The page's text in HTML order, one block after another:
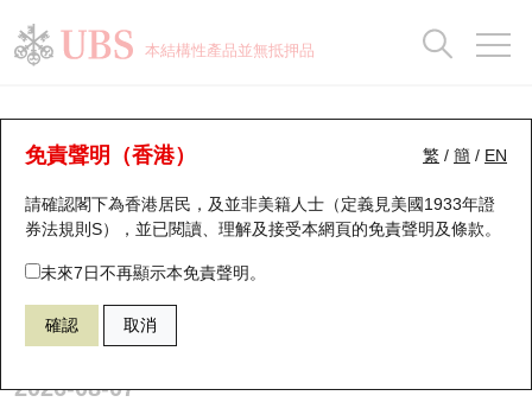
本結構性產品並無抵押品
繁 / 簡 / EN
免責聲明（香港）
請確認閣下為香港居民，及並非美籍人士（定義見美國1933年證
券法規則S），並已閱讀、理解及接受本網頁的免責聲明及條款。
未來7日不再顯示本免責聲明。
確認 取消
牛熊證分析儀
表現 街貨統計 比較
66584 瑞銀牛證 0388 香港交易所
2026-08-07
瑞銀認股證一覽
新發行瑞銀認股證
即將到期認股證
認股證到期結算價查詢
認股證分析儀
街貨統計
比較
牛熊全景快搜
牛熊證搜尋
牛熊證街貨分佈圖
正股牛熊證列表
新發行瑞銀牛熊證
街貨統計
比較
十大升幅/跌幅
十大認股證成交分佈
十天股證佔大市成交
資金流
街貨統計
正股分析儀
二十大活躍股份
恒指成份股
國指成份股
科指成份股
持股比重
顯示所有持股比重
每月輪證大市專題
輪證專欄
講座及教育短片
認股證投資者教育
牛熊證投資者教育